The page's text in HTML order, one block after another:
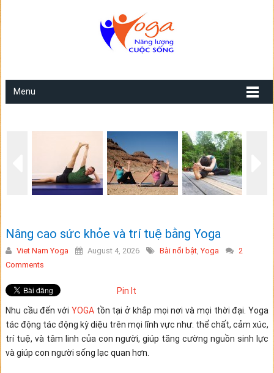
Menu
Nâng cao sức khỏe và trí tuệ bằng Yoga
Viet Nam Yoga August 4, 2026 Bài nổi bật,Yoga
2
Comments
Pin It
Nhu cầu đến với YOGAtồn tại ở khắp mọi nơi và mọi thời đại. Yoga
tác động tác động kỳ diệu trên mọi lĩnh vực như: thể chất, cảm xúc,
trí tuệ, và tâm linh của con người, giúp tăng cường nguồn sinh lực
và giúp con người sống lạc quan hơn.